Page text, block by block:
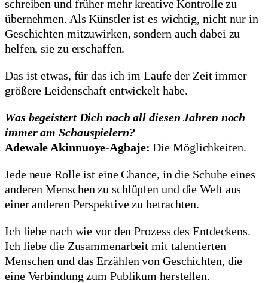
schreiben und früher mehr kreative Kontrolle zu
übernehmen. Als Künstler ist es wichtig, nicht nur in
Geschichten mitzuwirken, sondern auch dabei zu
helfen, sie zu erschaffen.
Das ist etwas, für das ich im Laufe der Zeit immer
größere Leidenschaft entwickelt habe.
Was begeistert Dich nach all diesen Jahren noch
immer am Schauspielern?
Adewale Akinnuoye-Agbaje: Die Möglichkeiten.
Jede neue Rolle ist eine Chance, in die Schuhe eines
anderen Menschen zu schlüpfen und die Welt aus
einer anderen Perspektive zu betrachten.
Ich liebe nach wie vor den Prozess des Entdeckens.
Ich liebe die Zusammenarbeit mit talentierten
Menschen und das Erzählen von Geschichten, die
eine Verbindung zum Publikum herstellen.